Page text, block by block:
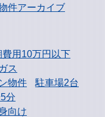
件アーカイブ
費用10万円以下
ス
物件
駐車場2台
分
向け